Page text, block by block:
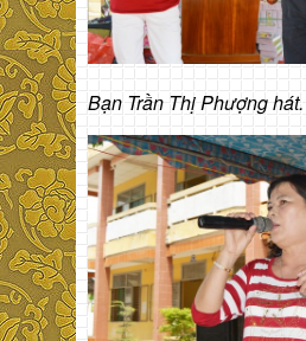
Bạn Trần Thị Phượng hát.